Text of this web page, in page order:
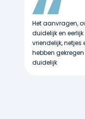
Het aanvragen,
duidelijk en
vriendelijk, netjes
hebben
duidelijk